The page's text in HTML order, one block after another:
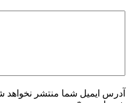
آدرس ایمیل شما منتشر